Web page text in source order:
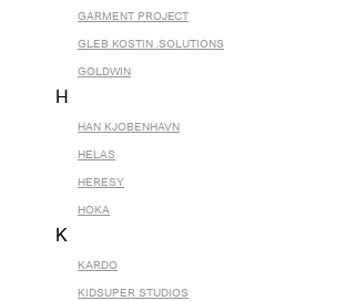
GARMENT PROJECT
GLEB KOSTIN .SOLUTIONS
GOLDWIN
H
HAN KJOBENHAVN
HELAS
HERESY
HOKA
K
KARDO
KIDSUPER STUDIOS